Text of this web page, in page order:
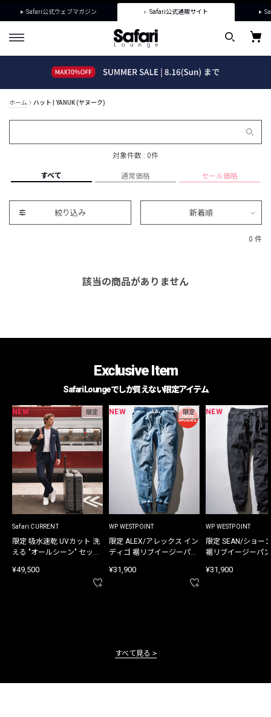
Safari公式ウェブマガジン Safari公式通販サイト
ホーム ハット | YANUK (ヤヌーク)
対象件数 : 0件
すべて 通常価格 セール価格
絞り込み 新着順
0 件
該当の商品がありません
Exclusive Item
Safari Loungeでしか買えない限定アイテム
NEW 限定
Safari CURRENT
限定 吸水速乾 UVカット 洗
える "オールシーン" セット
¥49,500
NEW 限定
WP WESTPOINT
限定 ALEX/アレックス イン
ディゴ 裾リブイージーパン
¥31,900
NEW
WP WESTPOINT
限定 SEAN/ショー
裾リブイージーパ
¥31,900
すべて見る